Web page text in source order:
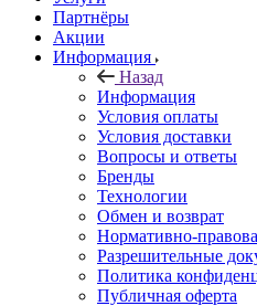
Партнёры
Акции
Информация
Назад
Информация
Условия оплаты
Условия доставки
Вопросы и ответы
Бренды
Технологии
Обмен и возврат
Нормативно-
Разрешительные
Политика
Публичная оферта